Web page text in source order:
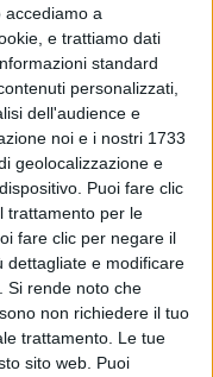
accediamo a
e trattiamo dati
standard
personalizzati,
dell'audience e
noi e i nostri 1733
geolocalizzazione e
Puoi fare clic
trattamento per le
fare clic per negare il
dettagliate e modificare
Si rende noto che
non richiedere il tuo
trattamento. Le tue
sito web. Puoi
Fan Club;